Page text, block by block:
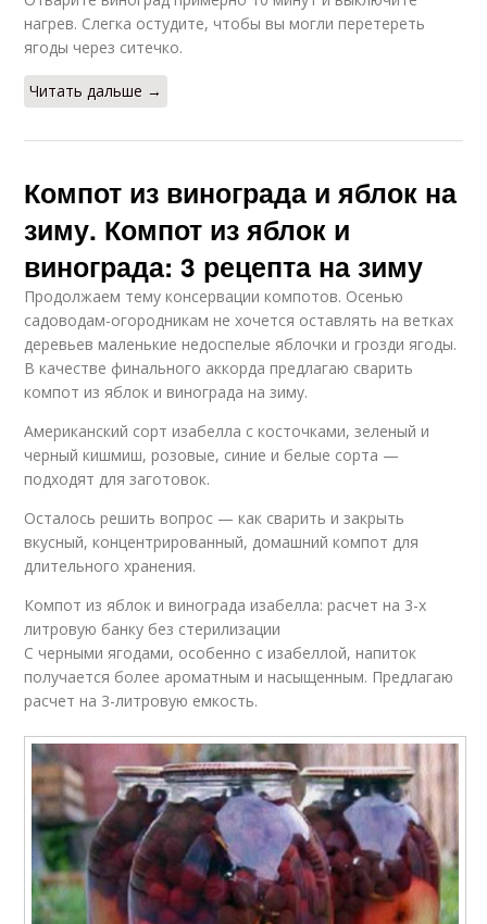
нагрев. Слегка остудите, чтобы вы могли перетереть
ягоды через ситечко.
Читать дальше →
Компот из винограда и яблок на
зиму. Компот из яблок и
винограда: 3 рецепта на зиму
Продолжаем тему консервации компотов. Осенью
садоводам-огородникам не хочется оставлять на ветках
деревьев маленькие недоспелые яблочки и грозди ягоды.
В качестве финального аккорда предлагаю сварить
компот из яблок и винограда на зиму.
Американский сорт изабелла с косточками, зеленый и
черный кишмиш, розовые, синие и белые сорта —
подходят для заготовок.
Осталось решить вопрос — как сварить и закрыть
вкусный, концентрированный, домашний компот для
длительного хранения.
Компот из яблок и винограда изабелла: расчет на 3-х
литровую банку без стерилизации
С черными ягодами, особенно с изабеллой, напиток
получается более ароматным и насыщенным. Предлагаю
расчет на 3-литровую емкость.